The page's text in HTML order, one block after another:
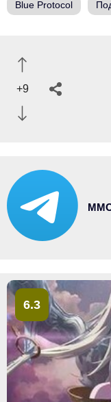
Blue Protocol
+9
6.3